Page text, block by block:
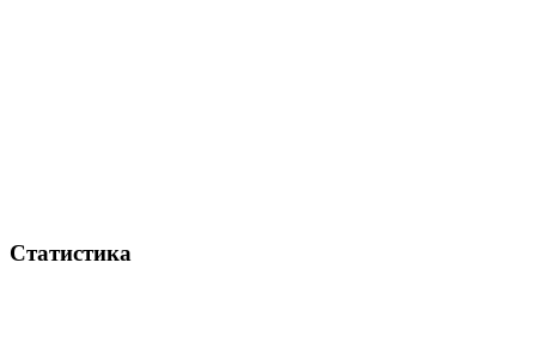
Статистика